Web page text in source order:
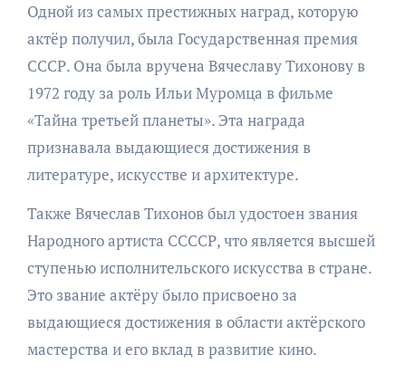
Одной из самых престижных наград, которую
актёр получил, была Государственная премия
СССР. Она была вручена Вячеславу Тихонову в
1972 году за роль Ильи Муромца в фильме
«Тайна третьей планеты». Эта награда
признавала выдающиеся достижения в
литературе, искусстве и архитектуре.
Также Вячеслав Тихонов был удостоен звания
Народного артиста ССССР, что является высшей
ступенью исполнительского искусства в стране.
Это звание актёру было присвоено за
выдающиеся достижения в области актёрского
мастерства и его вклад в развитие кино.